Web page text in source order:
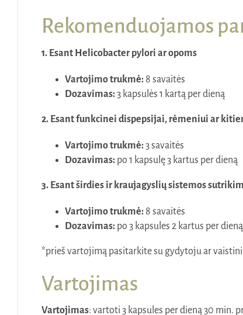
Rekomenduojamos
1. Esant Helicobacter pylori ar opoms
Vartojimo trukmė:8 savaitės
Dozavimas:3 kapsulės 1 kartą per dieną
2. Esant funkcinei dispepsijai, rėmeniui ar
Vartojimo trukmė:3 savaitės
Dozavimas:po 1 kapsulę 3 kartus per dieną
3. Esant širdies ir kraujagyslių sistemos
Vartojimo trukmė:8 savaitės
Dozavimas:po 3 kapsules 2 kartus per dieną
*prieš vartojimą pasitarkite su gydytoju ar
Vartojimas
Vartojimas: vartoti 3 kapsules per dieną 30 min.